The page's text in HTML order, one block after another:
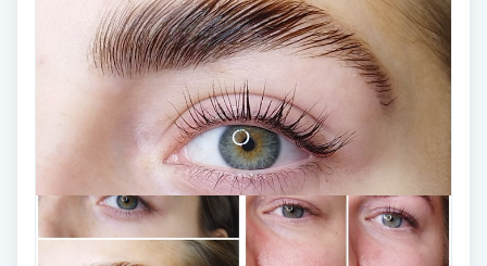
Fransborttagning
Fransfärgning
Fransförlängning
Fransförlängning Megavolym
Fransförlängning Volym